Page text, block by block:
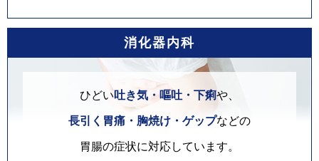
消化器内科
ひどい吐き気・嘔吐・下痢や、
長引く胃痛・胸焼け・ゲップなどの
胃腸の症状に対応しています。